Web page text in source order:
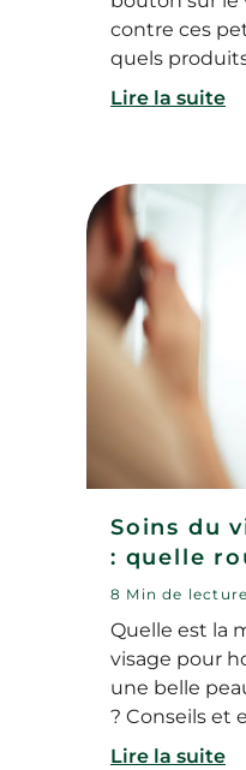
contre ces
quels
Lire la suite
Soins du
: quelle
8 Min de lecture
Quelle est la
visage pour
une belle
? Conseils et
Lire la suite